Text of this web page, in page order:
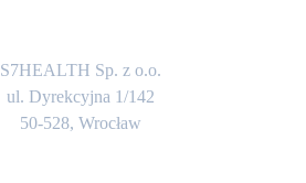
S7HEALTH Sp. z o.o.
ul. Dyrekcyjna 1/142
50-528, Wrocław